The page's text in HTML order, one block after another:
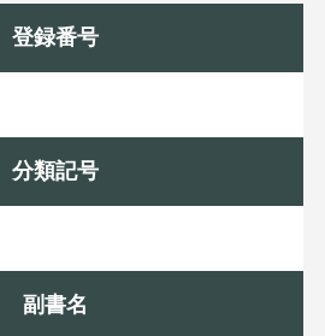
登録番号
分類記号
副書名